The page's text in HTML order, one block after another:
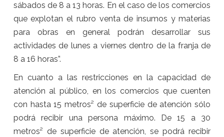
sábados de 8 a 13 horas. En el caso de los comercios
que explotan el rubro venta de insumos y materias
para obras en general podrán desarrollar sus
actividades de lunes a viernes dentro de la franja de
8 a 16 horas”.
En cuanto a las restricciones en la capacidad de
atención al público, en los comercios que cuenten
con hasta 15 metros² de superficie de atención sólo
podrá recibir una persona máximo. De 15 a 30
metros² de superficie de atención, se podrá recibir